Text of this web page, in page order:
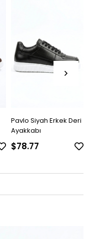
Rugero Siyah Erkek
Deri Ayakkabı
$89.27